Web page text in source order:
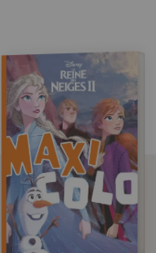
des pauvres, est de nouveau oubliée.
les situations de guerre, ce sont les
caritatifs qui prennent en
les affamés. Dans les situations de
rares sont ceux qui se préoccupent
Pire encore: la nouvelle
du développement durable, en
l'accent sur l'idée que les
sont limitées, légitime
à leur égard. Comme s'il
de toute façon des régulateurs pour
une planète présentée comme
Pourtant, il est possible de